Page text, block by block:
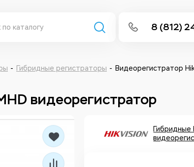
8 (812)
Написать в
Гибридные регистраторы
Видеорегистратор
видеорегистратор
Гибридные